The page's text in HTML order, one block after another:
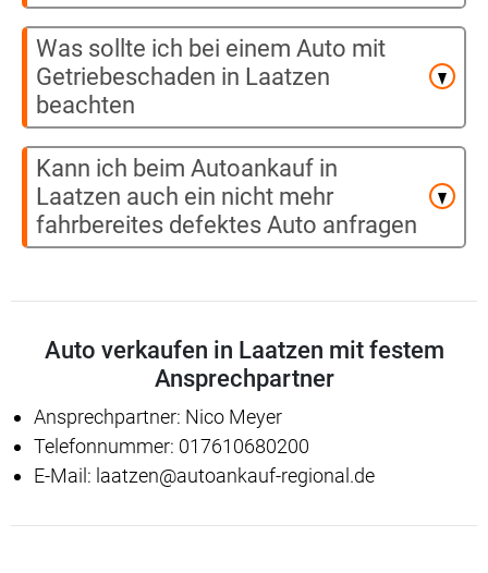
Was sollte ich bei einem Auto mit
Getriebeschaden in Laatzen
beachten
Kann ich beim Autoankauf in
Laatzen auch ein nicht mehr
fahrbereites defektes Auto anfragen
Auto verkaufen in Laatzen mit festem
Ansprechpartner
Ansprechpartner: Nico Meyer
Telefonnummer: 017610680200
E-Mail: laatzen@autoankauf-regional.de